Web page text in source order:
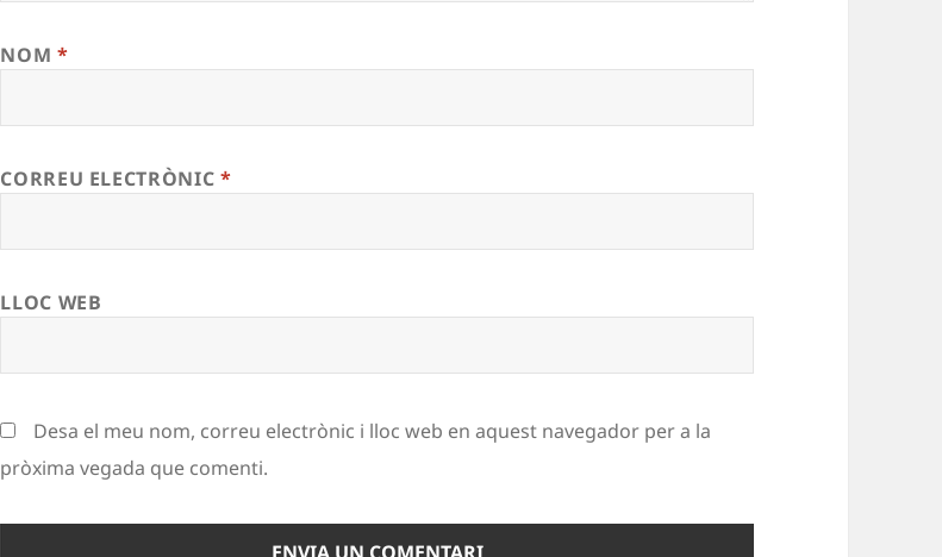
NOM *
CORREU ELECTRÒNIC *
LLOC WEB
Desa el meu nom, correu electrònic i lloc web en aquest navegador per a la
pròxima vegada que comenti.